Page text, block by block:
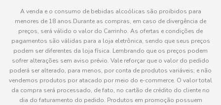
A venda e o consumo de bebidas alcoólicas são proibidos para
menores de 18 anos.Durante as compras, em caso de divergência de
preços, será válido o valor do Carrinho. As ofertas e condições de
pagamentos são válidas para a loja eletrônica, sendo que seus preços
podem ser diferentes da loja física. Lembrando que os preços podem
sofrer alterações sem aviso prévio. Vale reforçar que o valor do pedido
poderá ser alterado, para menos, por conta de produtos variáveis; e não
vendemos produtos por atacado por meio do e-commerce. O valor total
da compra será processado, de fato, no cartão de crédito do cliente no
dia do faturamento do pedido. Produtos em promoção possuem